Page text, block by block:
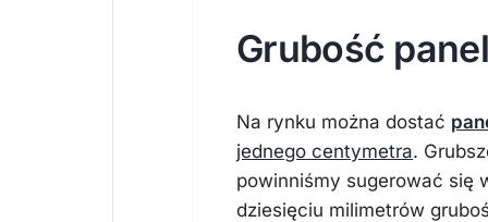
Grubość
Na rynku można dostać
jednego centymetra.
powinniśmy sugerować się
dziesięciu milimetrów